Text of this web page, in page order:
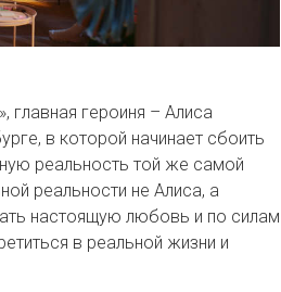
главная героиня – Алиса
в которой начинает сбоить
реальность той же самой
реальности не Алиса, а
настоящую любовь и по силам
в реальной жизни и